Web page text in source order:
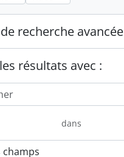
recherche avancée
résultats avec :
dans